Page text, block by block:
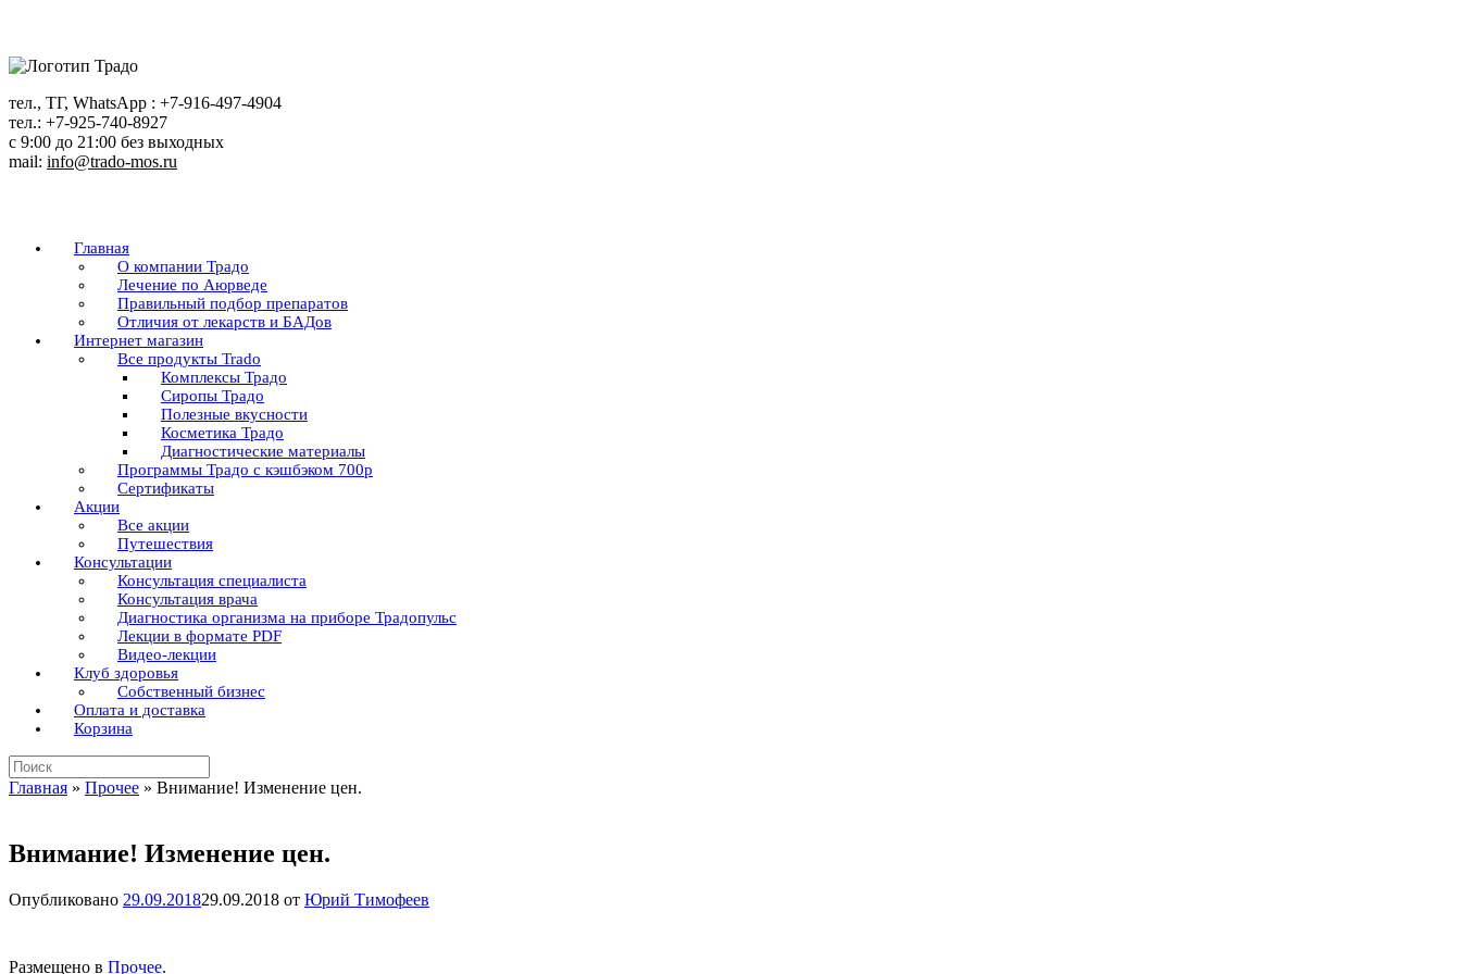
содержанию
тел., ТГ, WhatsApp : +7-916-497-4904
тел.: +7-925-740-8927
с 9:00 до 21:00 без выходных
mail: info@trado-mos.ru
Главная
О компании Традо
Лечение по Аюрведе
Правильный подбор препаратов
Отличия от лекарств и БАДов
Интернет магазин
Все продукты Trado
Комплексы Традо
Сиропы Традо
Полезные вкусности
Косметика Традо
Диагностические материалы
Программы Традо с кэшбэком 700р
Сертификаты
Акции
Все акции
Путешествия
Консультации
Консультация специалиста
Консультация врача
Диагностика организма на приборе Традопульс
Лекции в формате PDF
Видео-лекции
Клуб здоровья
Собственный бизнес
Оплата и доставка
Корзина
Поиск
по:
Главная » Прочее » Внимание! Изменение цен.
Внимание! Изменение цен.
Опубликовано 29.09.201829.09.2018 от Юрий Тимофеев
Размещено в Прочее.